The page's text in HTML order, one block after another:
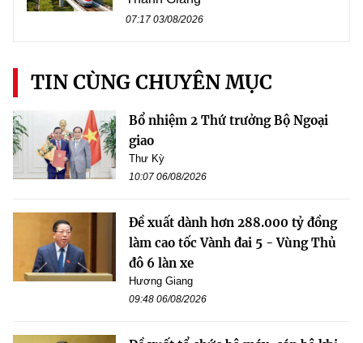
07:17 03/08/2026
TIN CÙNG CHUYÊN MỤC
Bổ nhiệm 2 Thứ trưởng Bộ Ngoại
giao
Thư Kỳ
10:07 06/08/2026
Đề xuất dành hơn 288.000 tỷ đồng
làm cao tốc Vành đai 5 - Vùng Thủ
đô 6 làn xe
Hương Giang
09:48 06/08/2026